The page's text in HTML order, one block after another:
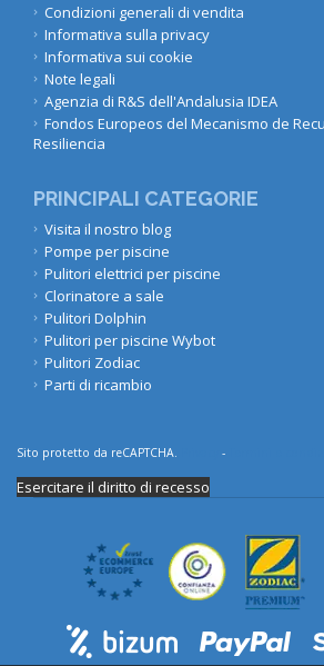
Condizioni generali di vendita
Informativa sulla privacy
Informativa sui cookie
Note legali
Agenzia di R&S dell'Andalusia IDEA
Fondos Europeos del Mecanismo de
Resiliencia
PRINCIPALI CATEGORIE
Visita il nostro blog
Pompe per piscine
Pulitori elettrici per piscine
Clorinatore a sale
Pulitori Dolphin
Pulitori per piscine Wybot
Pulitori Zodiac
Parti di ricambio
Sito protetto da reCAPTCHA. -
Esercitare il diritto di recesso